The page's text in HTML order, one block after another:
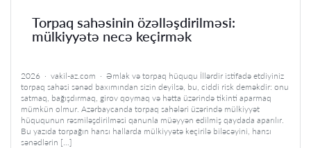
Torpaq sahəsinin özəlləşdirilməsi:
mülkiyyətə necə keçirmək
2026 · vakil-az.com · Əmlak və torpaq hüququ İllərdir istifadə etdiyiniz
torpaq sahəsi sənəd baxımından sizin deyilsə, bu, ciddi risk deməkdir: onu
satmaq, bağışdırmaq, girov qoymaq və hətta üzərində tikinti aparmaq
mümkün olmur. Azərbaycanda torpaq sahələri üzərində mülkiyyət
hüququnun rəsmiləşdirilməsi qanunla müəyyən edilmiş qaydada aparılır.
Bu yazıda torpağın hansı hallarda mülkiyyətə keçirilə biləcəyini, hansı
sənədlərin […]